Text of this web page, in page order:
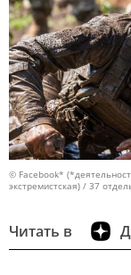
© Facebook*
экстремистская) / 37
Читать в